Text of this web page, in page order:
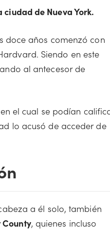
ciudad de Nueva York.
doce años comenzó con
Siendo en este
al antecesor de
en el cual se podían
lo acusó de acceder de
a él solo, también
County, quienes incluso